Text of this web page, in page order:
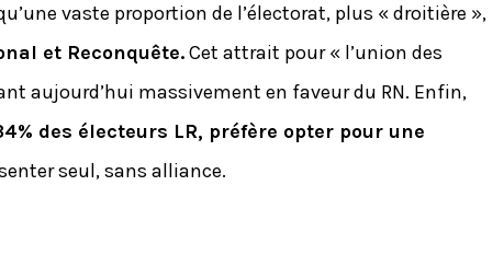
vaste proportion de l’électorat, plus « droitière »,
et Reconquête.Cet attrait pour « l’union des
aujourd’hui massivement en faveur du RN. Enfin,
des électeurs LR, préfère opter pour une
seul, sans alliance.